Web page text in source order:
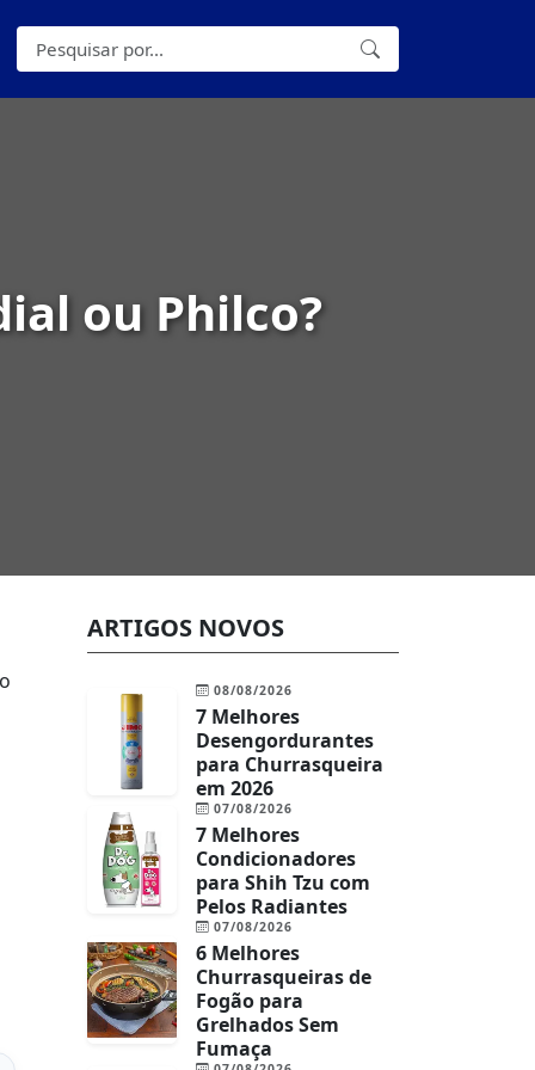
ou Philco?
ARTIGOS NOVOS
08/08/2026
7 Melhores
Desengordurantes
para Churrasqueira
em 2026
07/08/2026
7 Melhores
Condicionadores
para Shih Tzu com
Pelos Radiantes
07/08/2026
6 Melhores
Churrasqueiras de
Fogão para
Grelhados Sem
Fumaça